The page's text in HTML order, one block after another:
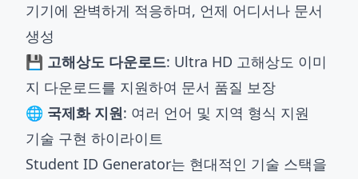
기기에 완벽하게 적응하며, 언제 어디서나 문서
생성
💾 고해상도 다운로드: Ultra HD 고해상도 이미
지 다운로드를 지원하여 문서 품질 보장
🌐 국제화 지원: 여러 언어 및 지역 형식 지원
기술 구현 하이라이트
Student ID Generator는 현대적인 기술 스택을